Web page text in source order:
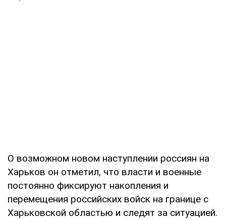
О возможном новом наступлении россиян на
Харьков он отметил, что власти и военные
постоянно фиксируют накопления и
перемещения российских войск на границе с
Харьковской областью и следят за ситуацией.